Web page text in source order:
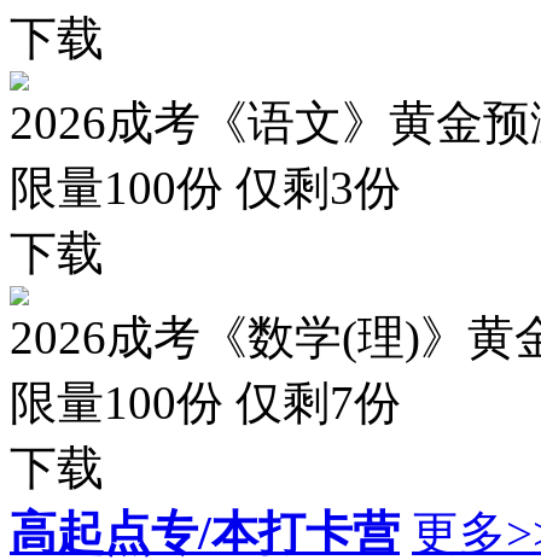
下载
2026成考《语文》黄金
限量100份 仅剩 3份
下载
2026成考《数学(理)》黄
限量100份 仅剩 7份
下载
高起点专/本打卡营 更多